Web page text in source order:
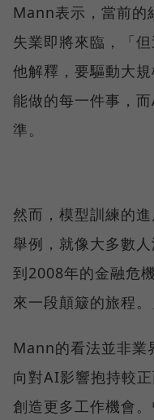
Mann表示，當前的
失業即將來臨，「
他解釋，要驅動大
能做的每一件事，
準。
然而，模型訓練的
舉例，就像大多數
到2008年的金融危
來一段顛簸的旅程。
Mann的看法並非業
向對AI影響抱持較
創造更多工作機會